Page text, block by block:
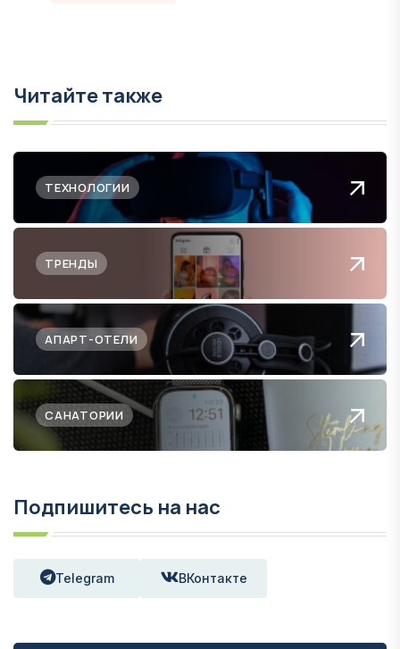
Читайте также
ТЕХНОЛОГИИ
ТРЕНДЫ
АПАРТ-ОТЕЛИ
САНАТОРИИ
Подпишитесь на нас
Telegram ВКонтакте